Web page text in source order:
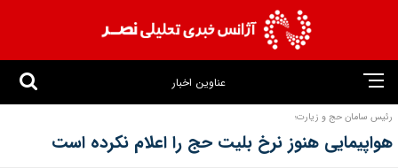
عناوین اخبار
رئیس سامان حج و زیارت؛
هواپیمایی هنوز نرخ بلیت حج را اعلام نکرده است